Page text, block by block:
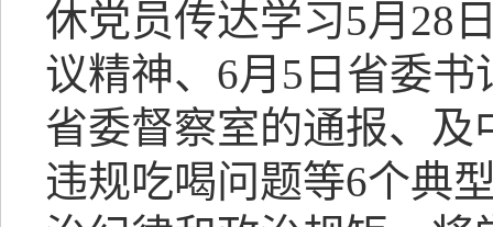
休党员传达学习5月28
议精神、6月5日省委
省委督察室的通报、
违规吃喝问题等6个典